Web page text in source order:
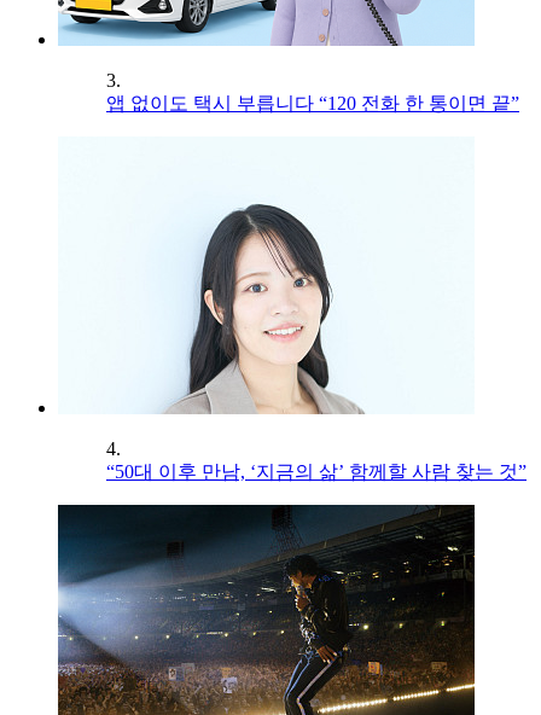
3.
앱 없이도 택시 부릅니다 “120 전화 한 통이면 끝”
4.
“50대 이후 만남, ‘지금의 삶’ 함께할 사람 찾는 것”